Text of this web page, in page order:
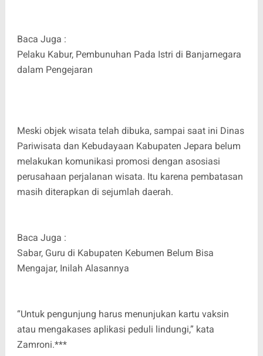
Baca Juga :
Pelaku Kabur, Pembunuhan Pada Istri di Banjarnegara
dalam Pengejaran
Meski objek wisata telah dibuka, sampai saat ini Dinas
Pariwisata dan Kebudayaan Kabupaten Jepara belum
melakukan komunikasi promosi dengan asosiasi
perusahaan perjalanan wisata. Itu karena pembatasan
masih diterapkan di sejumlah daerah.
Baca Juga :
Sabar, Guru di Kabupaten Kebumen Belum Bisa
Mengajar, Inilah Alasannya
“Untuk pengunjung harus menunjukan kartu vaksin
atau mengakases aplikasi peduli lindungi,” kata
Zamroni.***